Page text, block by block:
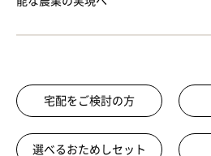
宅配をご検討の方
選べるおためしセット